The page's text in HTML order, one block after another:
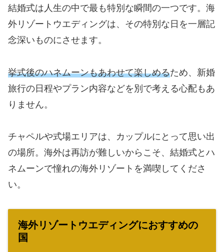
結婚式は人生の中で最も特別な瞬間の一つです。海
外リゾートウエディングは、その特別な日を一層記
念深いものにさせます。
挙式後のハネムーンもあわせて楽しめるため、新婚
旅行の日程やプラン内容などを別で考える心配もあ
りません。
チャペルや式場エリアは、カップルにとって思い出
の場所。海外は再訪が難しいからこそ、結婚式とハ
ネムーンで憧れの海外リゾートを満喫してくださ
い。
海外リゾートウエディングにおすすめの
国